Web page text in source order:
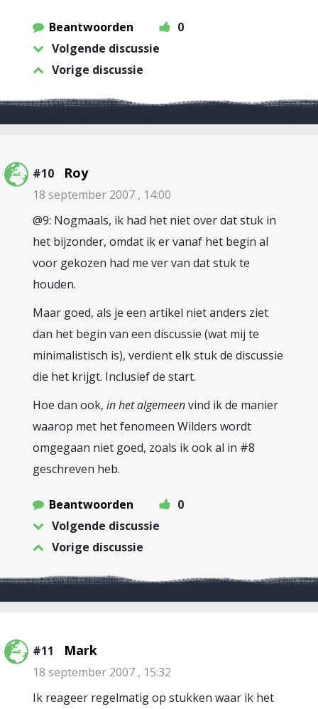
Beantwoorden
0
Volgende discussie
Vorige discussie
#10 Roy
18 september 2007 , 14:00
@9: Nogmaals, ik had het niet over dat stuk in
het bijzonder, omdat ik er vanaf het begin al
voor gekozen had me ver van dat stuk te
houden.
Maar goed, als je een artikel niet anders ziet
dan het begin van een discussie (wat mij te
minimalistisch is), verdient elk stuk de discussie
die het krijgt. Inclusief de start.
Hoe dan ook, in het algemeenvind ik de manier
waarop met het fenomeen Wilders wordt
omgegaan niet goed, zoals ik ook al in #8
geschreven heb.
Beantwoorden
0
Volgende discussie
Vorige discussie
#11 Mark
18 september 2007 , 15:32
Ik reageer regelmatig op stukken waar ik het